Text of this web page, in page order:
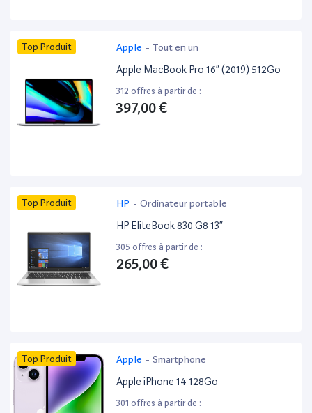
Top Produit Apple - Tout en un
Apple MacBook Pro 16” (2019) 512Go
312 offres à partir de :
397,00 €
Top Produit HP - Ordinateur portable
HP EliteBook 830 G8 13”
305 offres à partir de :
265,00 €
Top Produit Apple - Smartphone
Apple iPhone 14 128Go
301 offres à partir de :